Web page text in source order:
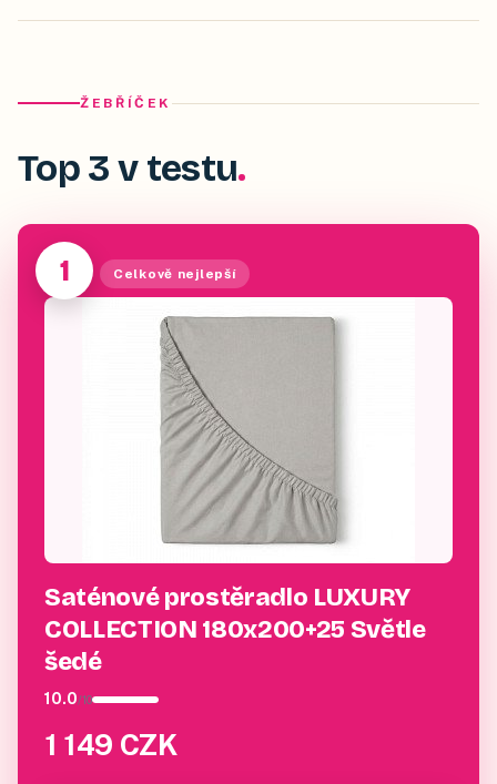
ŽEBŘÍČEK
Top 3 v testu
1 Celkově nejlepší
Saténové prostěradlo LUXURY
COLLECTION 180x200+25 Světle
šedé
10.0/10
1 149 CZK